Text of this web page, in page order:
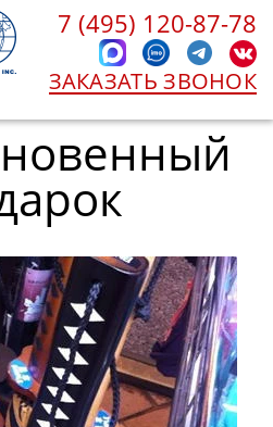
7 (495) 120-87-78
ЗАКАЗАТЬ ЗВОНОК